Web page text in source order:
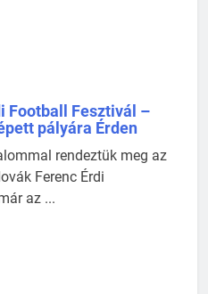
Football Fesztivál –
pályára Érden
rendeztük meg az
Ferenc Érdi
az ...